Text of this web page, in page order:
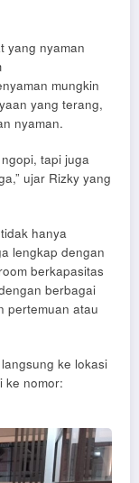
yang nyaman
mungkin
yang terang,
nyaman.
tapi juga
ujar Rizky yang
hanya
lengkap dengan
berkapasitas
berbagai
pertemuan atau
ke lokasi
ke nomor: